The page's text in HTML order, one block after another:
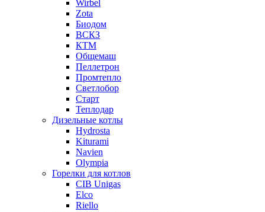
Wirbel
Zota
Биодом
ВСКЗ
КТМ
Общемаш
Пеллетрон
Промтепло
Светлобор
Старт
Теплодар
Дизельные котлы
Hydrosta
Kiturami
Navien
Olympia
Горелки для котлов
CIB Unigas
Elco
Riello